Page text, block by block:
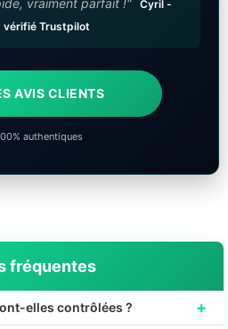
Cyril -
vérifié Trustpilot
AVIS CLIENTS
authentiques
fréquentes
elles contrôlées ? +